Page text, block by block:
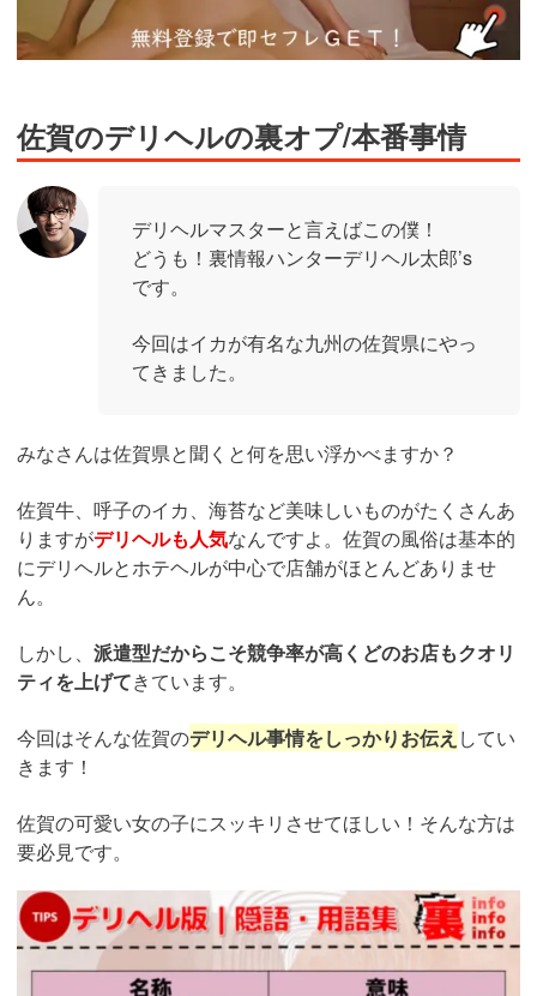
佐賀のデリヘルの裏オプ/本番事情
デリヘルマスターと言えばこの僕！
どうも！裏情報ハンターデリヘル太郎’s
です。
今回はイカが有名な九州の佐賀県にやっ
てきました。
みなさんは佐賀県と聞くと何を思い浮かべますか？
佐賀牛、呼子のイカ、海苔など美味しいものがたくさんあ
りますがデリヘルも人気なんですよ。佐賀の風俗は基本的
にデリヘルとホテヘルが中心で店舗がほとんどありませ
ん。
しかし、 派遣型だからこそ競争率が高くどのお店もクオリ
ティを上げてきています。
今回はそんな佐賀のデリヘル事情をしっかりお伝え してい
きます！
佐賀の可愛い女の子にスッキリさせてほしい！そんな方は
要必見です。